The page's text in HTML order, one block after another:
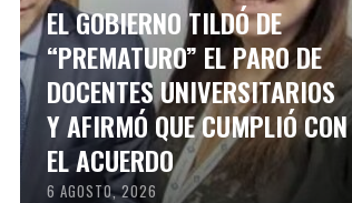
EL GOBIERNO TILDÓ DE
“PREMATURO” EL PARO DE
DOCENTES UNIVERSITARIOS
Y AFIRMÓ QUE CUMPLIÓ CON
EL ACUERDO
6 AGOSTO, 2026